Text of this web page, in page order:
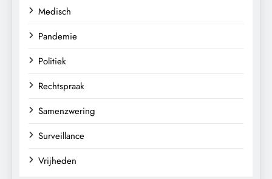
Medisch
Pandemie
Politiek
Rechtspraak
Samenzwering
Surveillance
Vrijheden